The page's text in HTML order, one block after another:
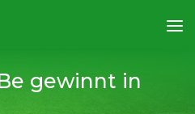
gewinnt in